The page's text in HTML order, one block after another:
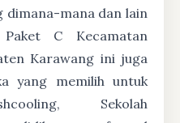
dimana-mana dan lain
C Kecamatan
Karawang ini juga
yang memilih untuk
Sekolah